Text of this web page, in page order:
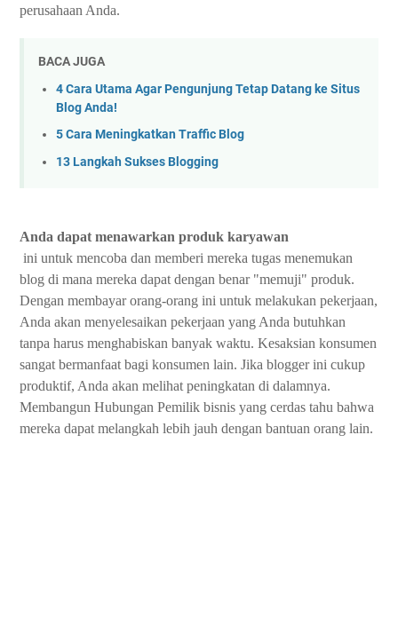
perusahaan Anda.
BACA JUGA
4 Cara Utama Agar Pengunjung Tetap Datang ke Situs
Blog Anda!
5 Cara Meningkatkan Traffic Blog
13 Langkah Sukses Blogging
Anda dapat menawarkan produk karyawan
ini untuk mencoba dan memberi mereka tugas menemukan
blog di mana mereka dapat dengan benar "memuji" produk.
Dengan membayar orang-orang ini untuk melakukan pekerjaan,
Anda akan menyelesaikan pekerjaan yang Anda butuhkan
tanpa harus menghabiskan banyak waktu. Kesaksian konsumen
sangat bermanfaat bagi konsumen lain. Jika blogger ini cukup
produktif, Anda akan melihat peningkatan di dalamnya.
Membangun Hubungan Pemilik bisnis yang cerdas tahu bahwa
mereka dapat melangkah lebih jauh dengan bantuan orang lain.